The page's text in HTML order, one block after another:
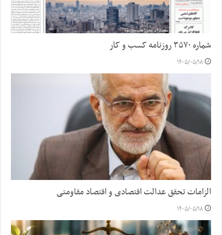
شماره ۳۵۷۰ روزنامه کسب و کار
۱۴۰۵/۰۵/۱۸
الزامات تحقق عدالت اقتصادی و اقتصاد مقاومتی
۱۴۰۵/۰۵/۱۸